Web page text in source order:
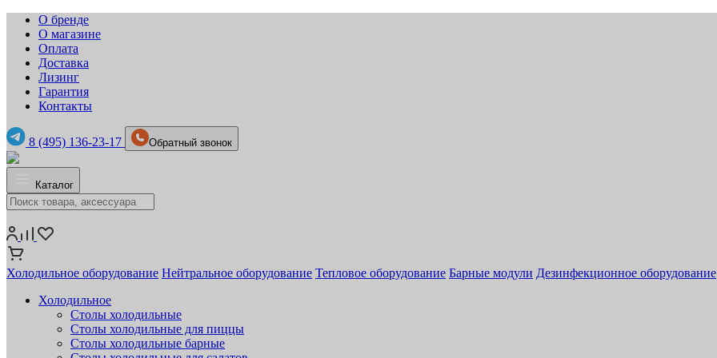
О бренде
О магазине
Оплата
Доставка
Лизинг
Гарантия
Контакты
8 (495) 136-23-17 Обратный звонок
Каталог
Холодильное оборудование Нейтральное оборудование Тепловое оборудование Барные модули Дезинфекционное оборудование
Холодильное
Столы холодильные
Столы холодильные для пиццы
Столы холодильные барные